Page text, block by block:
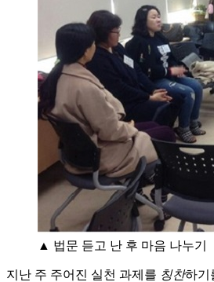
▲ 법문 듣고 난 후 마음 나누기
지난 주 주어진 실천 과제를 칭찬하기